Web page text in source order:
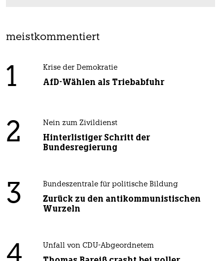
meistkommentiert
1 Krise der Demokratie
AfD-Wählen als Triebabfuhr
2 Nein zum Zivildienst
Hinterlistiger Schritt der
Bundesregierung
3 Bundeszentrale für politische Bildung
Zurück zu den antikommunistischen
Wurzeln
Unfall von CDU-Abgeordnetem